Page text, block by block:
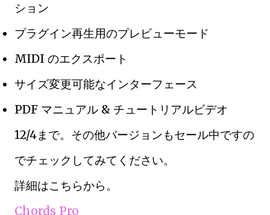
ション
プラグイン再生用のプレビューモード
MIDI のエクスポート
サイズ変更可能なインターフェース
PDF マニュアル & チュートリアルビデオ
12/4まで。その他バージョンもセール中ですの
でチェックしてみてください。
詳細はこちらから。
Chords Pro